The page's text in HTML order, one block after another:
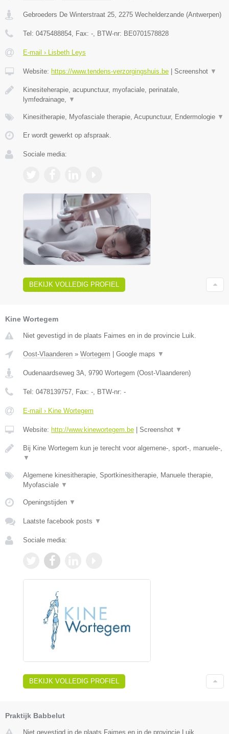
Gebroeders De Winterstraat 25 2275 Wechelderzande (Antwerpen)
Tel: 0475488854 , Fax: - , BTW-nr: BE0701578828
E-mail › Lisbeth Leys
Website: https://www.tendens-verzorgingshuis.be Screenshot ▼
Kinesiteherapie, acupunctuur, myofaciale, perinatale,
lymfedrainage,
▼
Kinesitherapie, Myofasciale therapie, Acupunctuur, Endermologie ▼
Er wordt gewerkt op afspraak.
Sociale media:
BEKIJK VOLLEDIG PROFIEL
Kine Wortegem
Niet gevestigd in de plaats Faimes en in de provincie Luik.
Oost-Vlaanderen » Wortegem Google maps ▼
Oudenaardseweg 3A 9790 Wortegem (Oost-Vlaanderen)
Tel: 0478139757 , Fax: - , BTW-nr: -
E-mail › Kine Wortegem
Website: http://www.kinewortegem.be Screenshot ▼
Bij Kine Wortegem kun je terecht voor algemene-, sport-, manuele-,
▼
Algemene kinesitherapie, Sportkinesitherapie, Manuele therapie,
Myofasciale ▼
Openingstijden ▼
Laatste facebook posts ▼
Sociale media:
BEKIJK VOLLEDIG PROFIEL
Praktijk Babbelut
Niet gevestigd in de plaats Faimes en in de provincie Luik.